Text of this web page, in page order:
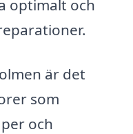
optimalt och
är det
som
och